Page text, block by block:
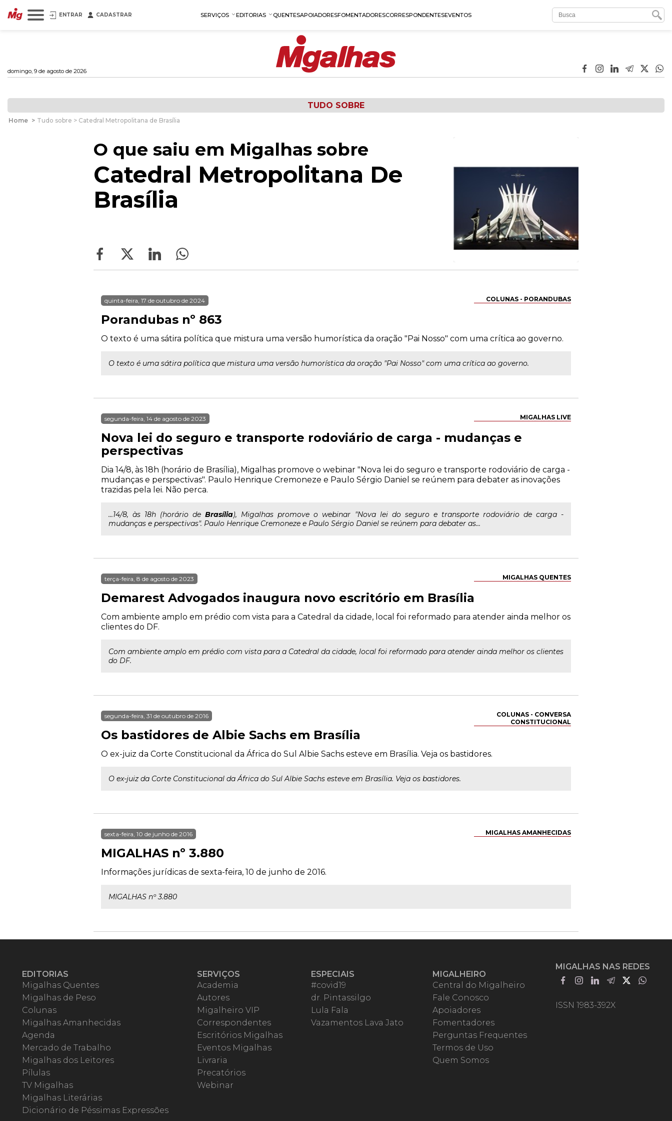
ENTRAR CADASTRAR SERVIÇOS EDITORIAS QUENTESAPOIADORESFOMENTADORESCORRESPONDENTESEVENTOS
domingo, 9 de agosto de 2026
TUDO SOBRE
Home > Tudo sobre > Catedral Metropolitana de Brasília
O que saiu em Migalhas sobre
Catedral Metropolitana De
Brasília
COLUNAS - PORANDUBAS
quinta-feira, 17 de outubro de 2024
Porandubas nº 863
O texto é uma sátira política que mistura uma versão humorística da oração "Pai Nosso" com uma crítica ao governo.
O texto é uma sátira política que mistura uma versão humorística da oração "Pai Nosso" com uma crítica ao governo.
MIGALHAS LIVE
segunda-feira, 14 de agosto de 2023
Nova lei do seguro e transporte rodoviário de carga - mudanças e
perspectivas
Dia 14/8, às 18h (horário de Brasília), Migalhas promove o webinar "Nova lei do seguro e transporte rodoviário de carga -
mudanças e perspectivas". Paulo Henrique Cremoneze e Paulo Sérgio Daniel se reúnem para debater as inovações
trazidas pela lei. Não perca.
...14/8, às 18h (horário deBrasília), Migalhas promove o webinar "Nova lei do seguro e transporte rodoviário de carga -
mudanças e perspectivas". Paulo Henrique Cremoneze e Paulo Sérgio Daniel se reúnem para debater as...
MIGALHAS QUENTES
terça-feira, 8 de agosto de 2023
Demarest Advogados inaugura novo escritório em Brasília
Com ambiente amplo em prédio com vista para a Catedral da cidade, local foi reformado para atender ainda melhor os
clientes do DF.
Com ambiente amplo em prédio com vista para a Catedral da cidade, local foi reformado para atender ainda melhor os clientes
do DF.
COLUNAS - CONVERSA
CONSTITUCIONAL
segunda-feira, 31 de outubro de 2016
Os bastidores de Albie Sachs em Brasília
O ex-juiz da Corte Constitucional da África do Sul Albie Sachs esteve em Brasília. Veja os bastidores.
O ex-juiz da Corte Constitucional da África do Sul Albie Sachs esteve em Brasília. Veja os bastidores.
MIGALHAS AMANHECIDAS
sexta-feira, 10 de junho de 2016
MIGALHAS nº 3.880
Informações jurídicas de sexta-feira, 10 de junho de 2016.
MIGALHAS nº 3.880
EDITORIAS
Migalhas Quentes
Migalhas de Peso
Colunas
Migalhas Amanhecidas
Agenda
Mercado de Trabalho
Migalhas dos Leitores
Pílulas
TV Migalhas
Migalhas Literárias
Dicionário de Péssimas Expressões
SERVIÇOS
Academia
Autores
Migalheiro VIP
Correspondentes
Escritórios Migalhas
Eventos Migalhas
Livraria
Precatórios
Webinar
ESPECIAIS
#covid19
dr. Pintassilgo
Lula Fala
Vazamentos Lava Jato
MIGALHEIRO
Central do Migalheiro
Fale Conosco
Apoiadores
Fomentadores
Perguntas Frequentes
Termos de Uso
Quem Somos
MIGALHAS NAS REDES
ISSN 1983-392X